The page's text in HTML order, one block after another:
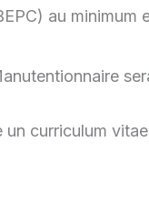
au minimum
curriculum